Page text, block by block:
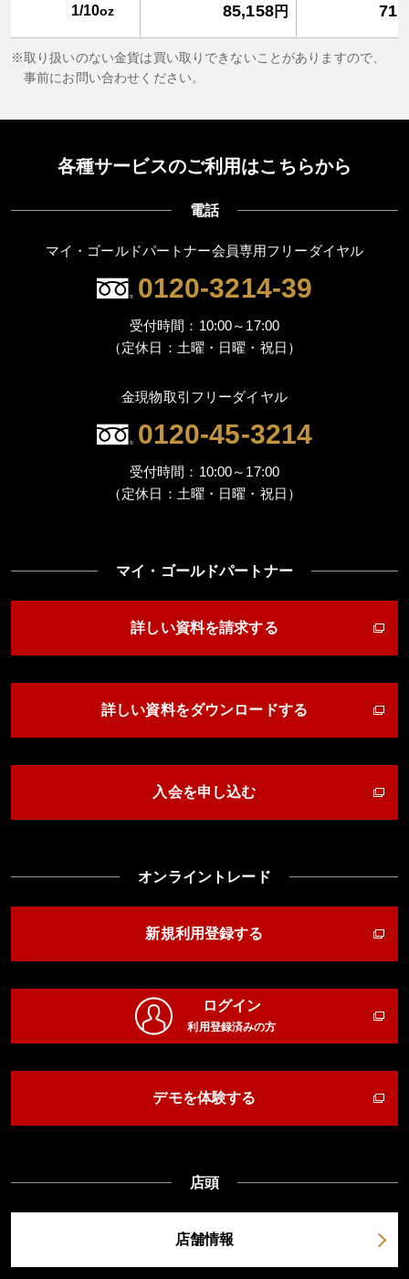
1/10oz 85,158円
取り扱いのない金貨は買い取りできないことがありますので、
事前にお問い合わせください。
各種サービスのご利用はこちらから
電話
マイ・ゴールドパートナー会員専用フリーダイヤル
0120-3214-39
受付時間：10:00～17:00
（定休日：土曜・日曜・祝日）
金現物取引フリーダイヤル
0120-45-3214
受付時間：10:00～17:00
（定休日：土曜・日曜・祝日）
マイ・ゴールドパートナー
詳しい資料を請求する
詳しい資料をダウンロードする
入会を申し込む
オンライントレード
新規利用登録する
ログイン
利用登録済みの方
デモを体験する
店頭
店舗情報